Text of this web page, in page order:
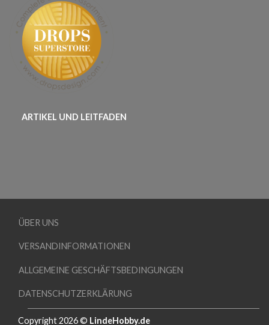
ARTIKEL UND LEITFADEN
ÜBER UNS
VERSANDINFORMATIONEN
ALLGEMEINE GESCHÄFTSBEDINGUNGEN
DATENSCHUTZERKLÄRUNG
Copyright 2026 © LindeHobby.de